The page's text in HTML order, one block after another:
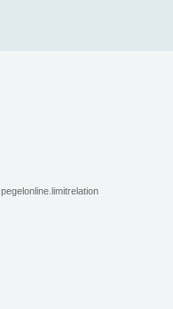
pegelonline.limitrelation